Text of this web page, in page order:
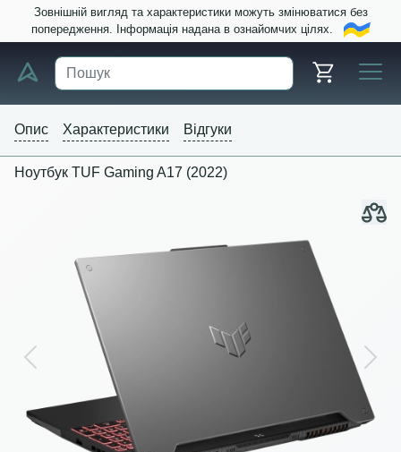
Зовнішній вигляд та характеристики можуть змінюватися без
попередження. Інформація надана в ознайомчих цілях.
Опис Характеристики Відгуки
Ноутбук TUF Gaming A17 (2022)
Previous Next